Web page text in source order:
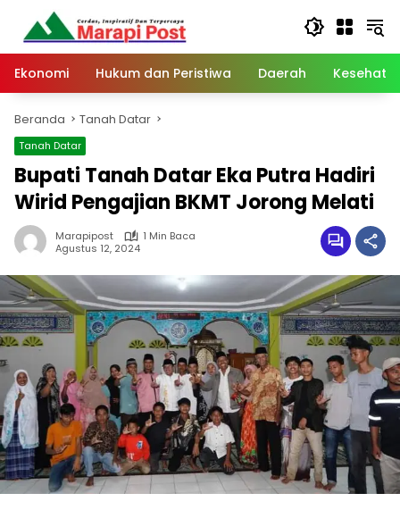
Langsung
konten
Ekonomi
Hukum dan Peristiwa Daerah
Beranda Tanah Datar
Tanah Datar
Bupati Tanah Datar Eka Putra Hadiri
Wirid Pengajian BKMT Jorong Melati
Marapipost
1 Min Baca
Agustus 12, 2024